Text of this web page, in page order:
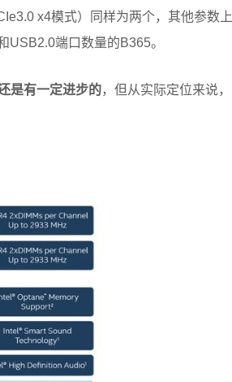
x4模式）同样为两个，其他参数上
端口数量的B365。
是有一定进步的，但从实际定位来说，